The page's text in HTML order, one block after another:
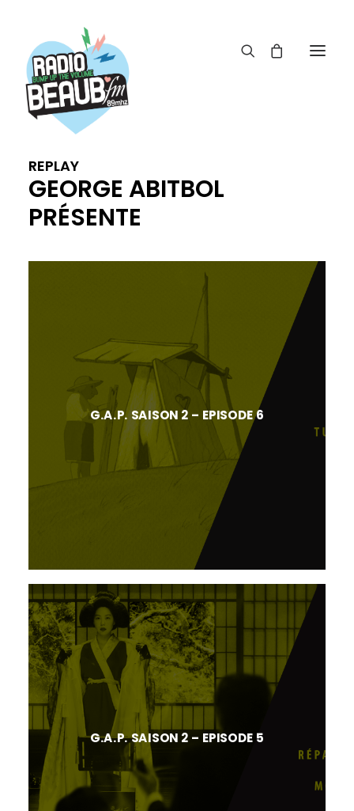
REPLAY
ÉMISSIONS
REPLAY
GEORGE ABITBOL
PRÉSENTE
G.A.P. SAISON 2 – EPISODE 6
G.A.P. SAISON 2 – EPISODE 5